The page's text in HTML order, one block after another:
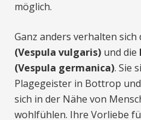
möglich.
Ganz anders verhalten sich
(Vespula vulgaris) und die
(Vespula germanica). Sie
Plagegeister in Bottrop
sich in der Nähe von
wohlfühlen. Ihre Vorliebe